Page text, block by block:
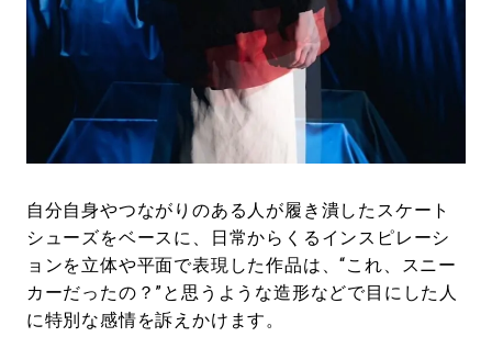
自分自身やつながりのある人が履き潰したスケート
シューズをベースに、日常からくるインスピレーシ
ョンを立体や平面で表現した作品は、“これ、スニー
カーだったの？”と思うような造形などで目にした人
に特別な感情を訴えかけます。